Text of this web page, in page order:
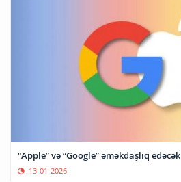
“Apple” və “Google” əməkdaşlıq edəcək
13-01-2026